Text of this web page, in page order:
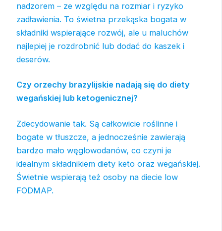
nadzorem – ze względu na rozmiar i ryzyko
zadławienia. To świetna przekąska bogata w
składniki wspierające rozwój, ale u maluchów
najlepiej je rozdrobnić lub dodać do kaszek i
deserów.
Czy orzechy brazylijskie nadają się do diety
wegańskiej lub ketogenicznej?
Zdecydowanie tak. Są całkowicie roślinne i
bogate w tłuszcze, a jednocześnie zawierają
bardzo mało węglowodanów, co czyni je
idealnym składnikiem diety keto oraz wegańskiej.
Świetnie wspierają też osoby na diecie low
FODMAP.